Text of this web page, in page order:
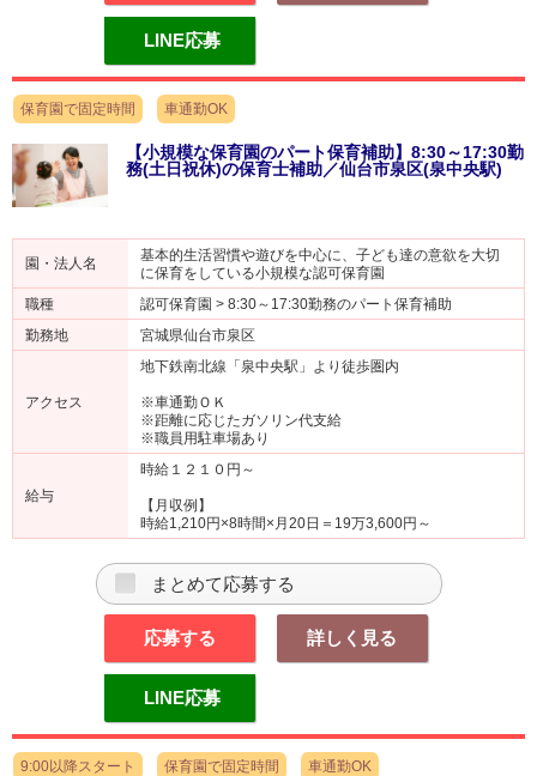
LINE応募
保育園で固定時間 車通勤OK
【小規模な保育園のパート保育補助】8:30～17:30勤
務(土日祝休)の保育士補助／仙台市泉区(泉中央駅)
園・法人名
基本的生活習慣や遊びを中心に、子ども達の意欲を大切
に保育をしている小規模な認可保育園
職種
認可保育園 > 8:30～17:30勤務のパート保育補助
勤務地
宮城県仙台市泉区
アクセス
地下鉄南北線「泉中央駅」より徒歩圏内
※車通勤ＯＫ
※距離に応じたガソリン代支給
※職員用駐車場あり
給与
時給１２１０円～
【月収例】
時給1,210円×8時間×月20日＝19万3,600円～
まとめて応募する
応募する 詳しく見る
LINE応募
9:00以降スタート 保育園で固定時間 車通勤OK